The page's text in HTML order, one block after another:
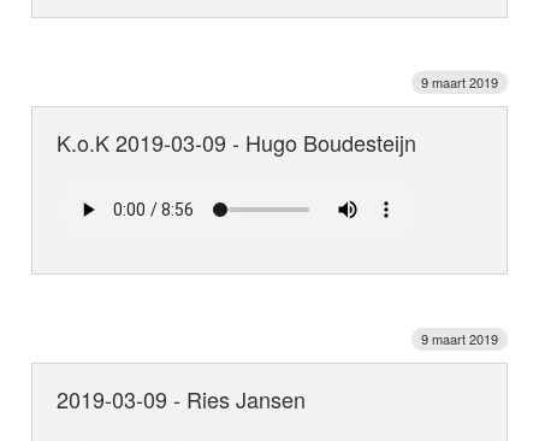
9 maart 2019
K.o.K 2019-03-09 - Hugo Boudesteijn
9 maart 2019
2019-03-09 - Ries Jansen